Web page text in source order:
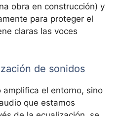
obra en construcción) y
para proteger el
claras las voces
de sonidos
amplifica el entorno, sino
que estamos